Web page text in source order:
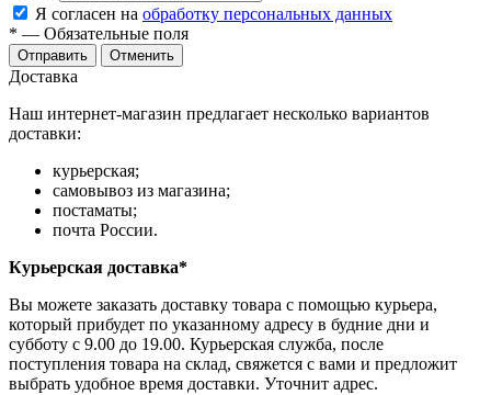
Я согласен на обработку персональных данных
* — Обязательные поля
Отправить Отменить
Доставка
Наш интернет-магазин предлагает несколько вариантов
доставки:
курьерская;
самовывоз из магазина;
постаматы;
почта России.
Курьерская доставка*
Вы можете заказать доставку товара с помощью курьера,
который прибудет по указанному адресу в будние дни и
субботу с 9.00 до 19.00. Курьерская служба, после
поступления товара на склад, свяжется с вами и предложит
выбрать удобное время доставки. Уточнит адрес.